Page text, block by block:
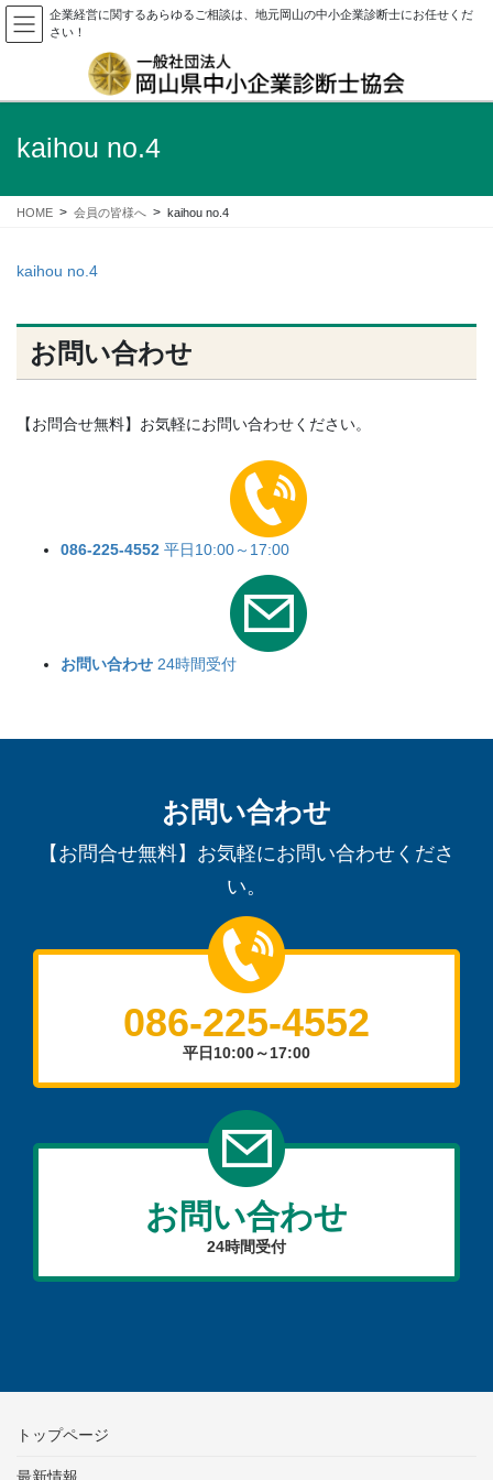
企業経営に関するあらゆるご相談は、地元岡山の中小企業診断士にお任せくだ
さい！
kaihou no.4
HOME 会員の皆様へ kaihou no.4
kaihou no.4
お問い合わせ
【お問合せ無料】お気軽にお問い合わせください。
086-225-4552 平日10:00～17:00
お問い合わせ 24時間受付
お問い合わせ
【お問合せ無料】お気軽にお問い合わせくださ
い。
086-225-4552
平日10:00～17:00
お問い合わせ
24時間受付
トップページ
最新情報